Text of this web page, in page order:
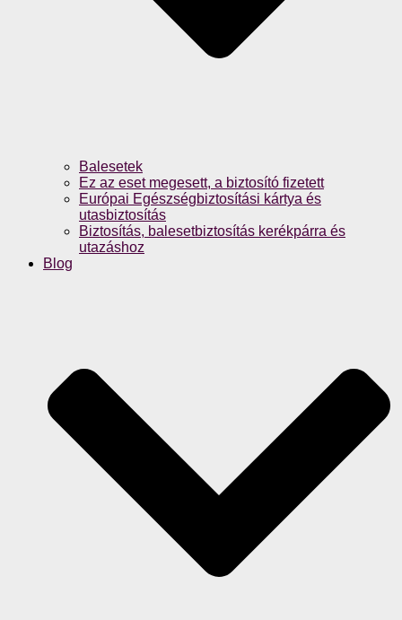
Balesetek
Ez az eset megesett, a biztosító fizetett
Európai Egészségbiztosítási kártya és
utasbiztosítás
Biztosítás, balesetbiztosítás kerékpárra és
utazáshoz
Blog